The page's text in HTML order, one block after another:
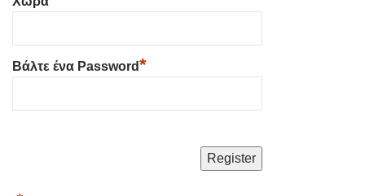
Βάλτε ένα Password*